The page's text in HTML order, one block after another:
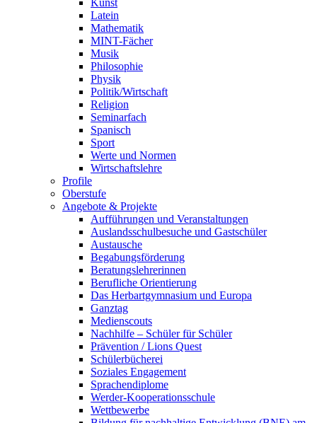
Kunst
Latein
Mathematik
MINT-Fächer
Musik
Philosophie
Physik
Politik/Wirtschaft
Religion
Seminarfach
Spanisch
Sport
Werte und Normen
Wirtschaftslehre
Profile
Oberstufe
Angebote & Projekte
Aufführungen und Veranstaltungen
Auslandsschulbesuche und Gastschüler
Austausche
Begabungsförderung
Beratungslehrerinnen
Berufliche Orientierung
Das Herbartgymnasium und Europa
Ganztag
Medienscouts
Nachhilfe – Schüler für Schüler
Prävention / Lions Quest
Schülerbücherei
Soziales Engagement
Sprachendiplome
Werder-Kooperationsschule
Wettbewerbe